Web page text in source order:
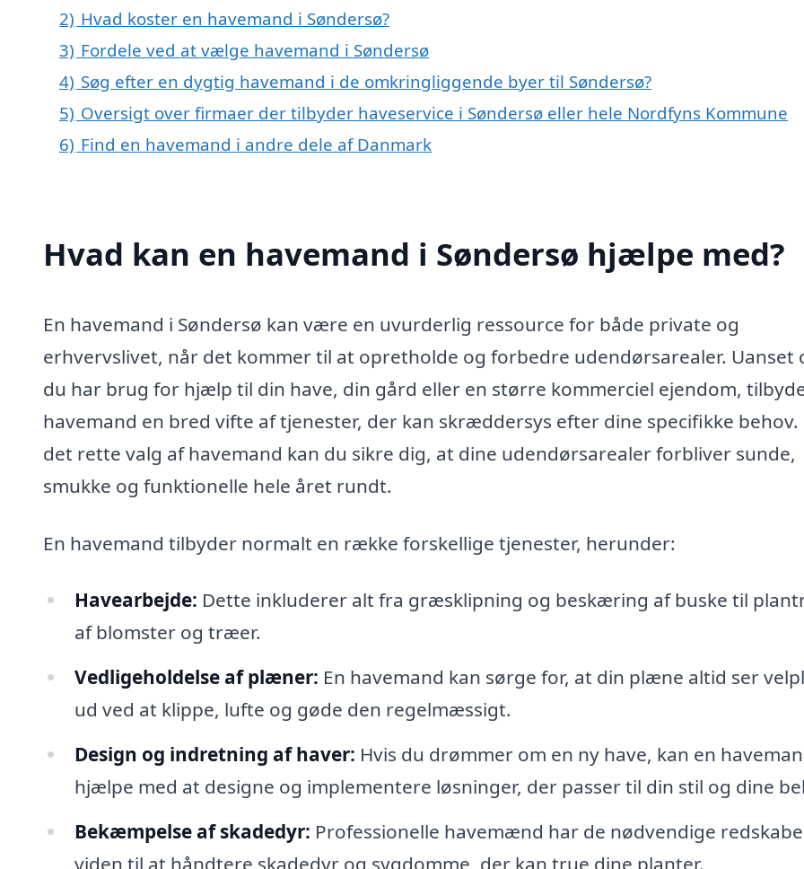
2) Hvad koster en havemand i Søndersø?
3) Fordele ved at vælge havemand i Søndersø
4) Søg efter en dygtig havemand i de omkringliggende byer til Søndersø?
5) Oversigt over firmaer der tilbyder haveservice i Søndersø eller hele Nordfyns Kommune
6) Find en havemand i andre dele af Danmark
Hvad kan en havemand i Søndersø hjælpe med?
En havemand i Søndersø kan være en uvurderlig ressource for både private og
erhvervslivet, når det kommer til at opretholde og forbedre udendørsarealer. Uanset
du har brug for hjælp til din have, din gård eller en større kommerciel ejendom,
havemand en bred vifte af tjenester, der kan skræddersys efter dine specifikke behov.
det rette valg af havemand kan du sikre dig, at dine udendørsarealer forbliver sunde,
smukke og funktionelle hele året rundt.
En havemand tilbyder normalt en række forskellige tjenester, herunder:
Havearbejde: Dette inkluderer alt fra græsklipning og beskæring af buske til
af blomster og træer.
Vedligeholdelse af plæner: En havemand kan sørge for, at din plæne altid ser
ud ved at klippe, lufte og gøde den regelmæssigt.
Design og indretning af haver: Hvis du drømmer om en ny have, kan en
hjælpe med at designe og implementere løsninger, der passer til din stil og dine
Bekæmpelse af skadedyr: Professionelle havemænd har de nødvendige
viden til at håndtere skadedyr og sygdomme, der kan true dine planter.